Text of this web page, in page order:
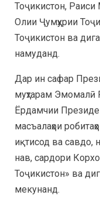
Тоҷикистон,
Олии Ҷумҳурии
Тоҷикистон ва
намуданд.
Дар ин сафар
муҳтарам Эмомалӣ
Ёрдамчии
масъалаҳои
иқтисод ва савдо,
нав, сардори
Тоҷикистон» ва
мекунанд.